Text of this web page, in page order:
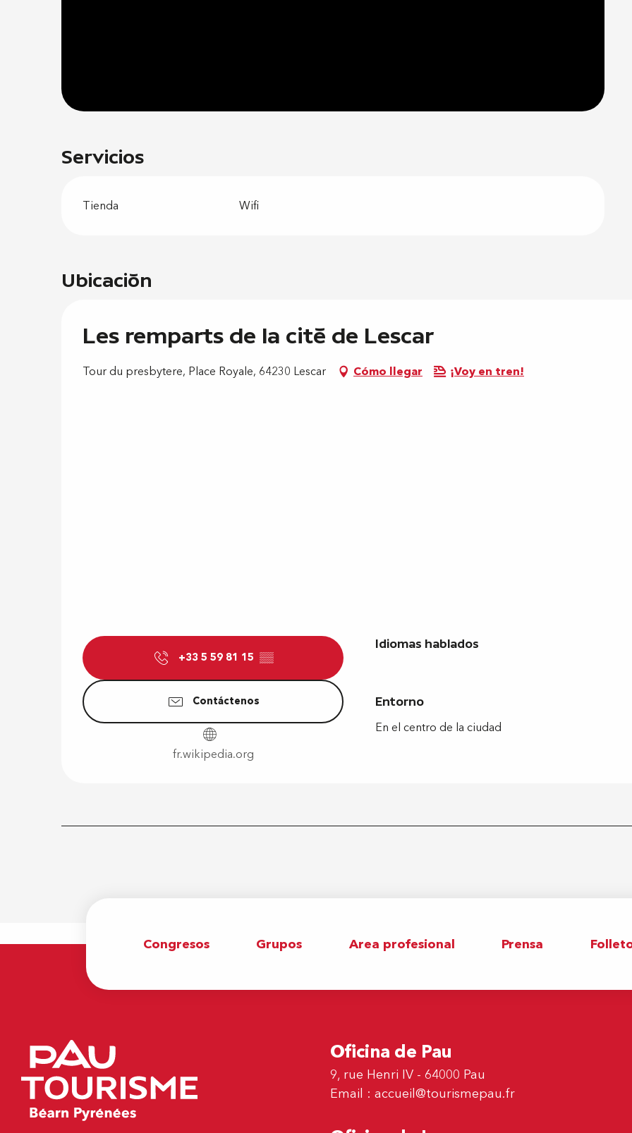
Servicios
Tienda Wifi
Ubicación
Les remparts de la cité de Lescar
Tour du presbytere, Place Royale, 64230 Lescar Cómo llegar ¡Voy en tren!
+33 5 59 81 15 ▒▒
Contáctenos
fr.wikipedia.org
Idiomas hablados
Idiomas hablados
Entorno
Entorno
En el centro de la ciudad
Congresos Grupos Area profesional Prensa
Oficina de Pau
9, rue Henri IV - 64000 Pau
Email : accueil@tourismepau.fr